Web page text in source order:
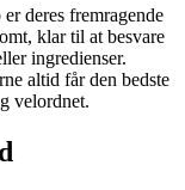
deres fremragende
klar til at besvare
ingredienser.
altid får den bedste
velordnet.